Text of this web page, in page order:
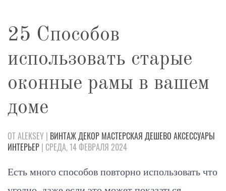
25 Способов
использовать старые
оконные рамы в вашем
доме
ОТ ALEKSEY | ВИНТАЖДЕКОР МАСТЕРСКАЯ ДЕШЕВО АКСЕССУАРЫ
ИНТЕРЬЕР | СРЕДА, 14 ФЕВРАЛЯ 2024
Есть много способов повторно использовать что